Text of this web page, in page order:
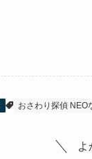
おさわり探偵 NEO
よ